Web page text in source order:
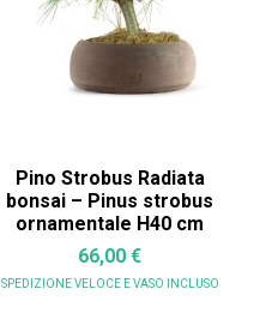
Pino Strobus Radiata
bonsai – Pinus strobus
ornamentale H40 cm
66,00 €
SPEDIZIONE VELOCE E VASO INCLUSO